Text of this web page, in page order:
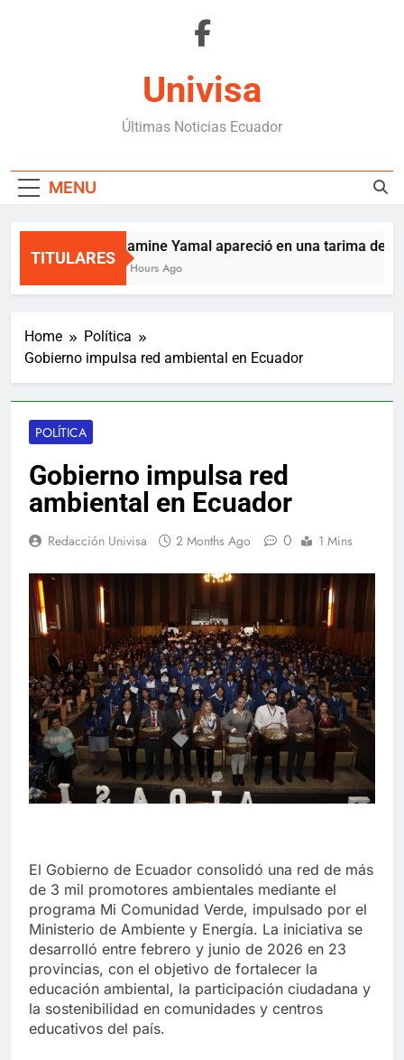
Univisa
Últimas Noticias Ecuador
MENU
TITULARES
Lamine Yamal apareció en una tarima de
4 Hours Ago
Home
Política
Gobierno impulsa red ambiental en Ecuador
POLÍTICA
Gobierno impulsa red
ambiental en Ecuador
Redacción Univisa 2 Months Ago 0 1 Mins
El Gobierno de Ecuador consolidó una red de más
de 3 mil promotores ambientales mediante el
programa Mi Comunidad Verde, impulsado por el
Ministerio de Ambiente y Energía. La iniciativa se
desarrolló entre febrero y junio de 2026 en 23
provincias, con el objetivo de fortalecer la
educación ambiental, la participación ciudadana y
la sostenibilidad en comunidades y centros
educativos del país.